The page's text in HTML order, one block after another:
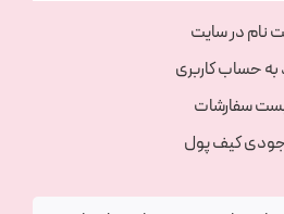
نام در سایت
به حساب کاربری
سفارشات
کیف پول